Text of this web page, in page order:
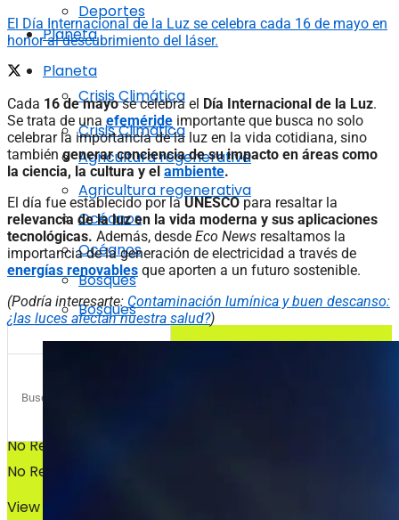
Planeta
Crisis Climática
Agricultura regenerativa
Océanos
Bosques
No Result
View All Result
Deportes
Planeta
Crisis Climática
Agricultura regenerativa
Océanos
Bosques
No Result
El Día Internacional de la Luz se celebra cada 16 de mayo en
honor al descubrimiento del láser.
Cada 16 de mayose celebra el Día Internacional de la Luz.
Se trata de unaefeméride importante que busca no solo
celebrar la importancia de la luz en la vida cotidiana, sino
tambiéngenerar conciencia de su impacto en áreas como
la ciencia, la cultura y el ambiente.
El día fue establecido por laUNESCO para resaltar la
relevancia de la luz en la vida moderna y sus aplicaciones
tecnológicas. Además, desde Eco News resaltamos la
importancia de la generación de electricidad a través de
energías renovables que aporten a un futuro sostenible.
(Podría interesarte: Contaminación lumínica y buen descanso:
¿las luces afectan nuestra salud?)